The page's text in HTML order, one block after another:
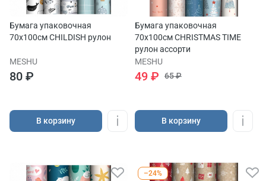
Бумага упаковочная
70х100см CHILDISH рулон
MESHU
80 ₽
В корзину
Бумага упаковочная
70х100см CHRISTMAS TIME
рулон ассорти
MESHU
49 ₽ 65 ₽
В корзину
–24%